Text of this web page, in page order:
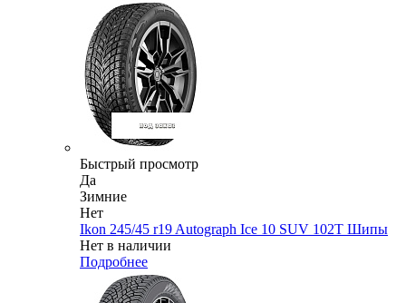
Быстрый просмотр
Да
Зимние
Нет
Ikon 245/45 r19 Autograph Ice 10 SUV 102T Шипы
Нет в наличии
Подробнее